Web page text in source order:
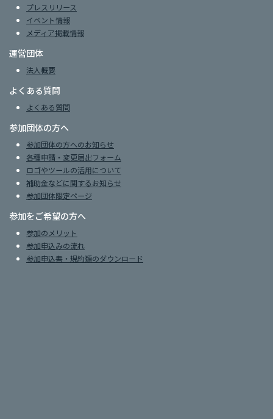
プレスリリース
イベント情報
メディア掲載情報
運営団体
法人概要
よくある質問
よくある質問
参加団体の方へ
参加団体の方へのお知らせ
各種申請・変更届出フォーム
ロゴやツールの活用について
補助金などに関するお知らせ
参加団体限定ページ
参加をご希望の方へ
参加のメリット
参加申込みの流れ
参加申込書・規約類のダウンロード